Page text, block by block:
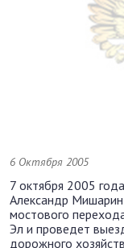
6 Октября 2005
7 октября 2005
Александр
мостового
Эл и проведет
дорожного